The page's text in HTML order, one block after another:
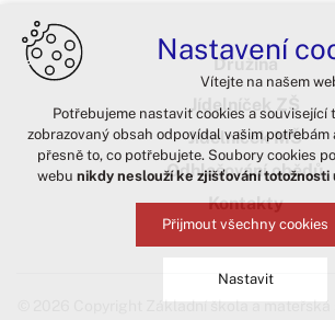
Družina
Jídelníček ZŠ
Jídelníček MŠ
Odhlašování obědů
Kontakty
© 2026 Copyright Základní škola a mateřská
Nastavení
Vítejte na našem
Potřebujeme nastavit cookies a související
zobrazovaný obsah odpovídal vašim potřebám
přesně to, co potřebujete. Soubory cookies
webu nikdy neslouží ke zjišťování
Přijmout všechny cookies
Nastavit